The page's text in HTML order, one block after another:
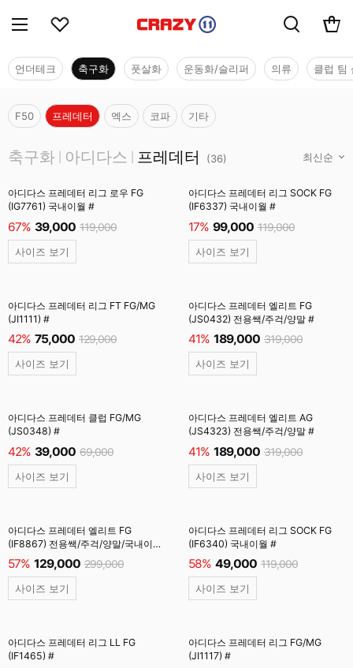
언더테크 축구화 풋살화 운동화/슬리퍼 의류 클럽 팀
F50 프레데터 엑스 코파 기타
축구화 아디다스 프레데터 (36)
아디다스 프레데터 리그 로우 FG
(IG7761) 국내이월 #
67% 39,000 119,000
사이즈 보기
아디다스 프레데터 리그 SOCK FG
(IF6337) 국내이월 #
17% 99,000 119,000
사이즈 보기
아디다스 프레데터 리그 FT FG/MG
(JI1111) #
42% 75,000 129,000
사이즈 보기
아디다스 프레데터 엘리트 FG
(JS0432) 전용쌕/주걱/양말 #
41% 189,000 319,000
사이즈 보기
아디다스 프레데터 클럽 FG/MG
(JS0348) #
42% 39,000 69,000
사이즈 보기
아디다스 프레데터 엘리트 AG
(JS4323) 전용쌕/주걱/양말 #
41% 189,000 319,000
사이즈 보기
아디다스 프레데터 엘리트 FG
(IF8867) 전용쌕/주걱/양말/국내이월
#
57% 129,000 299,000
사이즈 보기
아디다스 프레데터 리그 SOCK FG
(IF6340) 국내이월 #
58% 49,000 119,000
사이즈 보기
아디다스 프레데터 리그 LL FG
(IF1465) #
아디다스 프레데터 리그 FG/MG
(JI1117) #